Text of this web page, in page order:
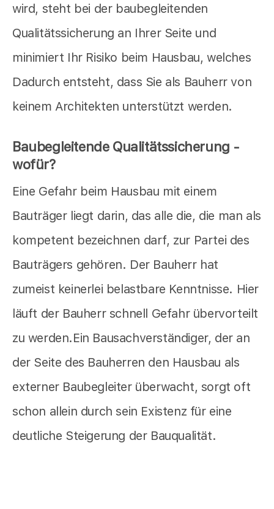
wird, steht bei der baubegleitenden
Qualitätssicherung an Ihrer Seite und
minimiert Ihr Risiko beim Hausbau, welches
Dadurch entsteht, dass Sie als Bauherr von
keinem Architekten unterstützt werden.
Baubegleitende Qualitätssicherung -
wofür?
Eine Gefahr beim Hausbau mit einem
Bauträger liegt darin, das alle die, die man als
kompetent bezeichnen darf, zur Partei des
Bauträgers gehören. Der Bauherr hat
zumeist keinerlei belastbare Kenntnisse. Hier
läuft der Bauherr schnell Gefahr übervorteilt
zu werden.Ein Bausachverständiger, der an
der Seite des Bauherren den Hausbau als
externer Baubegleiter überwacht, sorgt oft
schon allein durch sein Existenz für eine
deutliche Steigerung der Bauqualität.